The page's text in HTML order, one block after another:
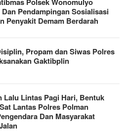
Pendampingan Sosialisasi
Penyakit Demam Berdarah
Propam dan Siwas Polres
Gaktibplin
Lalu Lintas Pagi Hari, Bentuk
Lantas Polres Polman
Dan Masyarakat